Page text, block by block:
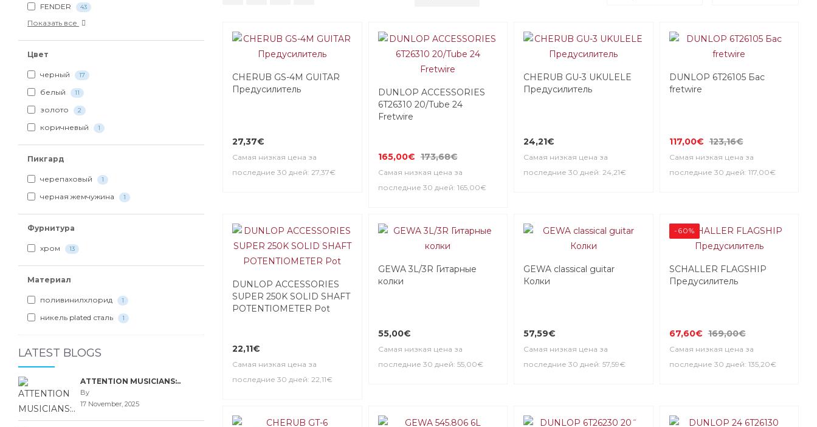
FENDER 43
Показать все
Цвет
черный 17
белый 11
золото 2
коричневый 1
Пикгард
черепаховый 1
черная жемчужина 1
Фурнитура
хром 13
Материал
поливинилхлорид 1
никель plated сталь 1
LATEST BLOGS
ATTENTION MUSICIANS:..
By
17 November, 2025
CHERUB GS-4M GUITAR
Предусилитель
27,37€
Самая низкая цена за
последние 30 дней: 27,37€
DUNLOP ACCESSORIES
6T26310 20/Tube 24
Fretwire
165,00€ 173,68€
Самая низкая цена за
последние 30 дней: 165,00€
CHERUB GU-3 UKULELE
Предусилитель
24,21€
Самая низкая цена за
последние 30 дней: 24,21€
DUNLOP 6T26105 Бас
fretwire
117,00€ 123,16€
Самая низкая цена за
последние 30 дней: 117,00€
DUNLOP ACCESSORIES
SUPER 250K SOLID SHAFT
POTENTIOMETER Pot
22,11€
Самая низкая цена за
последние 30 дней: 22,11€
GEWA 3L/3R Гитарные
колки
55,00€
Самая низкая цена за
последние 30 дней: 55,00€
GEWA classical guitar
Колки
57,59€
Самая низкая цена за
последние 30 дней: 57,59€
-60%
SCHALLER FLAGSHIP
Предусилитель
67,60€ 169,00€
Самая низкая цена за
последние 30 дней: 135,20€